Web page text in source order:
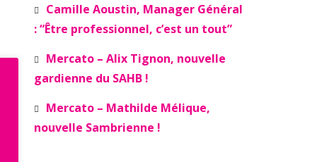
Camille Aoustin, Manager Général
: “Être professionnel, c’est un tout”
Mercato – Alix Tignon, nouvelle
gardienne du SAHB !
Mercato – Mathilde Mélique,
nouvelle Sambrienne !